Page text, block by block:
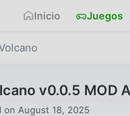
Inicio Juegos
v0.0.5 MOD
on August 18, 2025